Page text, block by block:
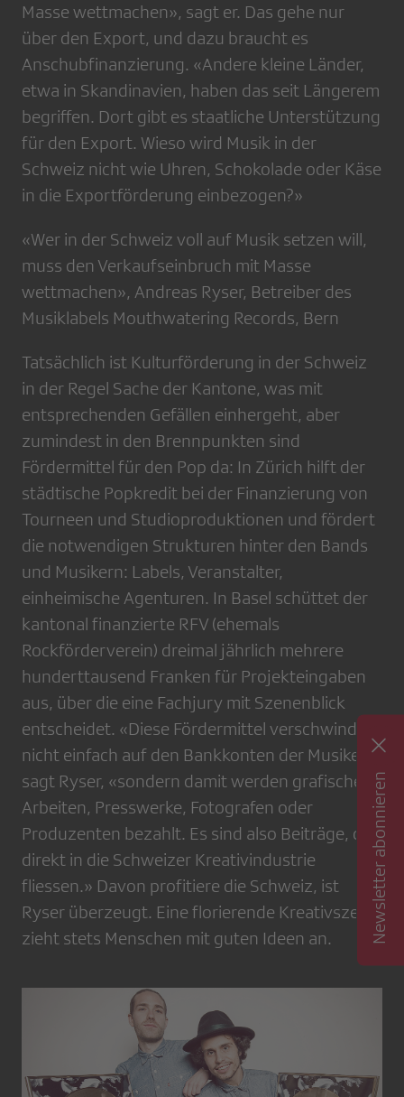
Masse wettmachen», sagt er. Das gehe nur
über den Export, und dazu braucht es
Anschubfinanzierung. «Andere kleine Länder,
etwa in Skandinavien, haben das seit Längerem
begriffen. Dort gibt es staatliche Unterstützung
für den Export. Wieso wird Musik in der
Schweiz nicht wie Uhren, Schokolade oder Käse
in die Exportförderung einbezogen?»
«Wer in der Schweiz voll auf Musik setzen will,
muss den Verkaufseinbruch mit Masse
wettmachen», Andreas Ryser, Betreiber des
Musiklabels Mouthwatering Records, Bern
Tatsächlich ist Kulturförderung in der Schweiz
in der Regel Sache der Kantone, was mit
entsprechenden Gefällen einhergeht, aber
zumindest in den Brennpunkten sind
Fördermittel für den Pop da: In Zürich hilft der
städtische Popkredit bei der Finanzierung von
Tourneen und ­Studioproduktionen und fördert
die notwendigen Strukturen hinter den Bands
und Musikern: Labels, Veranstalter,
einheimische Agenturen. In Basel schüttet der
kantonal finanzierte RFV (ehemals
Rockförderverein) dreimal jährlich mehrere
hunderttausend Franken für Projekt­eingaben
aus, über die eine Fachjury mit Szenenblick
entscheidet. «Diese Fördermittel verschwinden
nicht einfach auf den Bankkonten der Musiker»,
sagt Ryser, «sondern damit werden grafische
Arbeiten, Presswerke, Fotografen oder
Produzenten bezahlt. Es sind also Beiträge, die
direkt in die Schweizer Kreativindustrie
fliessen.» Davon profitiere die Schweiz, ist
Ryser überzeugt. Eine florierende Kreativszene
zieht stets Menschen mit guten ­Ideen an.
Newsletter abonnieren